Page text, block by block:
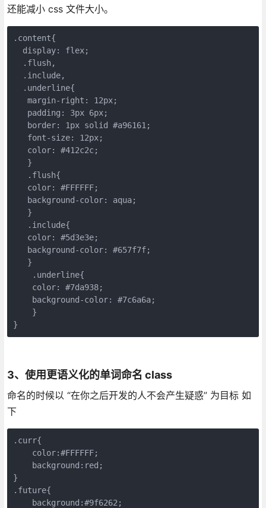
还能减小 css 文件大小。
.content{
  display: flex;
  .flush,
  .include,
  .underline{
   margin-right: 12px;
   padding: 3px 6px;
   border: 1px solid #a96161;
   font-size: 12px;
   color: #412c2c;
   }
   .flush{
   color: #FFFFFF;
   background-color: aqua;
   }
   .include{
   color: #5d3e3e;
   background-color: #657f7f;
   }
    .underline{
    color: #7da938;
    background-color: #7c6a6a;
    }
}
3、使用更语义化的单词命名 class
命名的时候以 “在你之后开发的人不会产生疑惑” 为目标 如
下
.curr{
    color:#FFFFFF;
    background:red;
}
.future{
    background:#9f6262;